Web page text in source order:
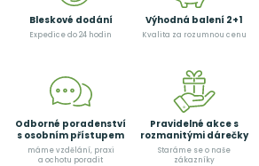
Bleskové dodání
Expedice do 24 hodin
Výhodná balení 2+1
Kvalita za rozumnou cenu
Odborné poradenství
s osobním přístupem
máme vzdělání, praxi
a ochotu poradit
Pravidelné akce s
rozmanitými dárečky
Staráme se o naše
zákazníky